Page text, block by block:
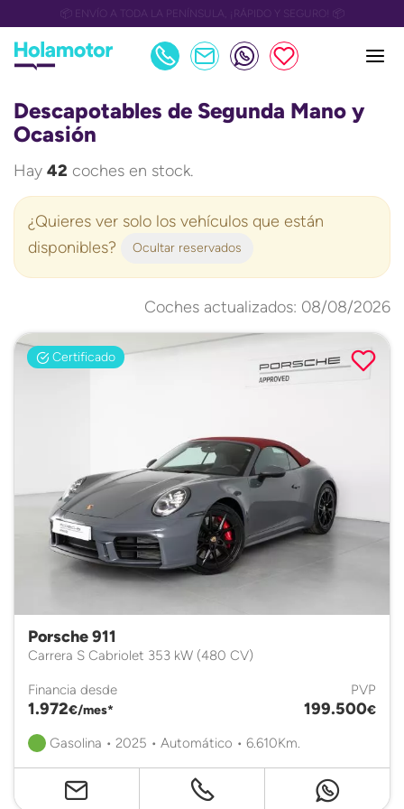
📅 OULET Grupo Safamotor hasta 15.000€ descuento📅
Descapotables de Segunda Mano y
Ocasión
Hay 42 coches en stock.
¿Quieres ver solo los vehículos que están
disponibles?
Ocultar reservados
Coches actualizados: 08/08/2026
Certificado
Porsche 911
Carrera S Cabriolet 353 kW (480 CV)
Financia desde
1.972€/mes*
PVP
199.500€
Gasolina • 2025 • Automático • 6.610Km.